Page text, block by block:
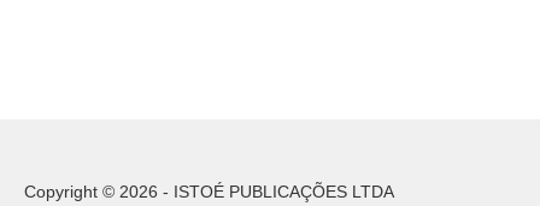
Copyright © 2026 - ISTOÉ PUBLICAÇÕES LTDA